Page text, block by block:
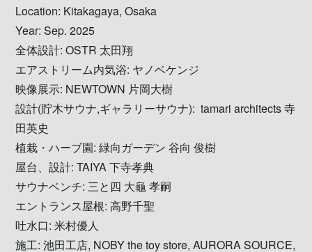
Location: Kitakagaya, Osaka
Year: Sep. 2025
全体設計: OSTR 太田翔
エアストリーム内気浴: ヤノベケンジ
映像展示: NEWTOWN 片岡大樹
設計(貯木サウナ,ギャラリーサウナ): tamari architects 寺
田英史
植栽・ハーブ園: 緑向ガーデン 谷向 俊樹
屋台、設計: TAIYA 下寺孝典
サウナベンチ: 三と四 大龜 孝嗣
エントランス屋根: 高野千聖
吐水口: 米村優人
施工: 池田工店, NOBY the toy store, AURORA SOURCE,